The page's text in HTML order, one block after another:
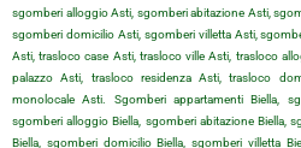
sgomberi alloggio Asti, sgomberi abitazione Asti,
sgomberi domicilio Asti, sgomberi villetta Asti,
Asti, trasloco case Asti, trasloco ville Asti, trasloco
palazzo Asti, trasloco residenza Asti, trasloco
monolocale Asti. Sgomberi appartamenti Biella,
sgomberi alloggio Biella, sgomberi abitazione Biella,
Biella, sgomberi domicilio Biella, sgomberi villetta